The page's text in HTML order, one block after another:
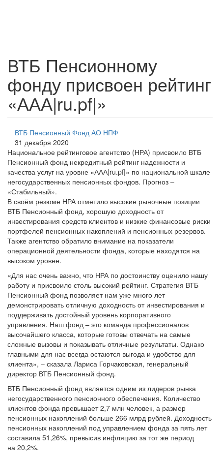
ВТБ Пенсионному
фонду присвоен рейтинг
«ААА|ru.pf|»
ВТБ Пенсионный Фонд АО НПФ
31 декабря 2020
Национальное рейтинговое агентство (НРА) присвоило ВТБ
Пенсионный фонд некредитный рейтинг надежности и
качества услуг на уровне «ААА|ru.pf|» по национальной шкале
негосударственных пенсионных фондов. Прогноз –
«Стабильный».
В своём резюме НРА отметило высокие рыночные позиции
ВТБ Пенсионный фонд, хорошую доходность от
инвестирования средств клиентов и низкие финансовые риски
портфелей пенсионных накоплений и пенсионных резервов.
Также агентство обратило внимание на показатели
операционной деятельности фонда, которые находятся на
высоком уровне.
«Для нас очень важно, что НРА по достоинству оценило нашу
работу и присвоило столь высокий рейтинг. Стратегия ВТБ
Пенсионный фонд позволяет нам уже много лет
демонстрировать отличную доходность от инвестирования и
поддерживать достойный уровень корпоративного
управления. Наш фонд – это команда профессионалов
высочайшего класса, которые готовы отвечать на самые
сложные вызовы и показывать отличные результаты. Однако
главными для нас всегда остаются выгода и удобство для
клиента», – сказала Лариса Горчаковская, генеральный
директор ВТБ Пенсионный фонд.
ВТБ Пенсионный фонд является одним из лидеров рынка
негосударственного пенсионного обеспечения. Количество
клиентов фонда превышает 2,7 млн человек, а размер
пенсионных накоплений больше 266 млрд рублей. Доходность
пенсионных накоплений под управлением фонда за пять лет
составила 51,26%, превысив инфляцию за тот же период
на 20,2%.